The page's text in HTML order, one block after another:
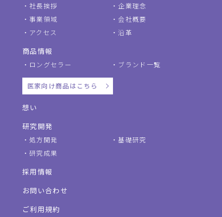
社長挨拶
企業理念
事業領域
会社概要
アクセス
沿革
商品情報
ロングセラー ブランド一覧
医家向け商品はこちら
想い
研究開発
処方開発
基礎研究
研究成果
採用情報
お問い合わせ
ご利用規約